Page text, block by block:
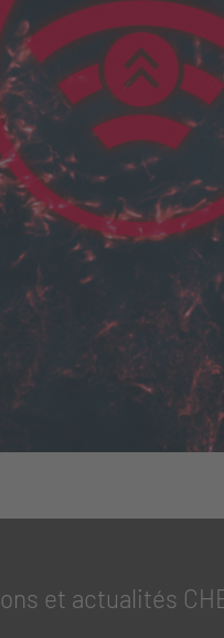
et actualités